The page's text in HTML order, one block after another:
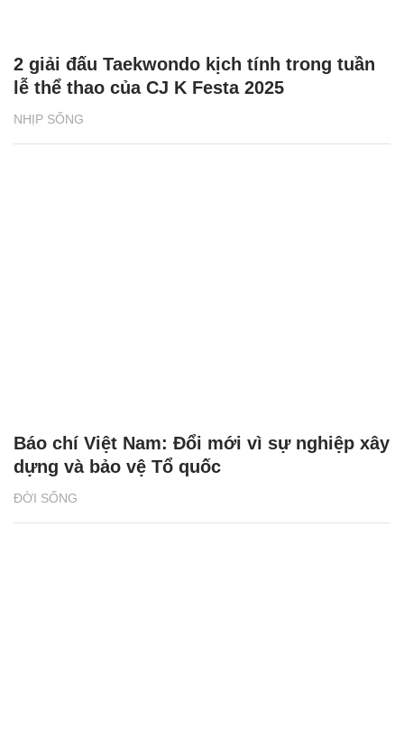
NHỊP SỐNG
2 giải đấu Taekwondo kịch tính trong tuần
lễ thể thao của CJ K Festa 2025
ĐỜI SỐNG
Báo chí Việt Nam: Đổi mới vì sự nghiệp xây
dựng và bảo vệ Tổ quốc